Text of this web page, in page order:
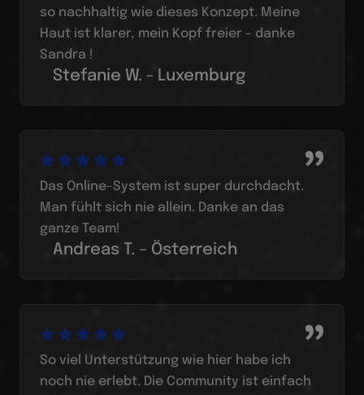
so nachhaltig wie dieses Konzept. Meine
Haut ist klarer, mein Kopf freier - danke
Sandra !
Stefanie W. - Luxemburg
Das Online-System ist super durchdacht.
Man fühlt sich nie allein. Danke an das
ganze Team!
Andreas T. – Österreich
So viel Unterstützung wie hier habe ich
noch nie erlebt. Die Community ist einfach